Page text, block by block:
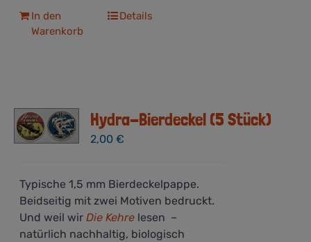
In den
Warenkorb
Details
Hydra-Bierdeckel (5 Stück)
2,00€
Typische 1,5 mm Bierdeckelpappe.
Beidseitig mit zwei Motiven bedruckt.
Und weil wirDie Kehre lesen –
natürlich nachhaltig, biologisch